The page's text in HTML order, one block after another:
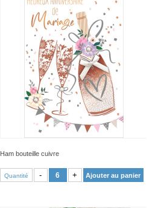
Ham bouteille cuivre
Quantité - + Ajouter au panier